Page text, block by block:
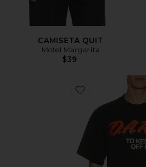
CAMISETA QUIT
Motel Margarita
$39
Favorite CAMISETA